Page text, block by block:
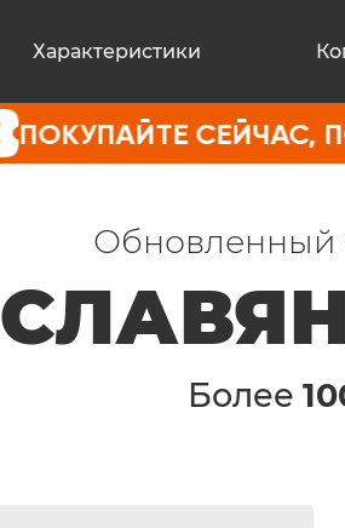
Характеристики
СЕЙЧАС, ПОКА
Обновленный
Более